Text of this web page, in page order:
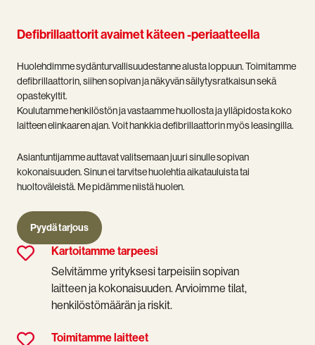
Defibrillaattorit avaimet käteen -periaatteella
Huolehdimme sydänturvallisuudestanne alusta loppuun. Toimitamme
defibrillaattorin, siihen sopivan ja näkyvän säilytysratkaisun sekä
opastekyltit.
Koulutamme henkilöstön ja vastaamme huollosta ja ylläpidosta koko
laitteen elinkaaren ajan. Voit hankkia defibrillaattorin myös leasingilla.
Asiantuntijamme auttavat valitsemaan juuri sinulle sopivan
kokonaisuuden. Sinun ei tarvitse huolehtia aikatauluista tai
huoltoväleistä. Me pidämme niistä huolen.
Pyydä tarjous
Kartoitamme tarpeesi
Selvitämme yrityksesi tarpeisiin sopivan
laitteen ja kokonaisuuden. Arvioimme tilat,
henkilöstömäärän ja riskit.
Kartoitamme
Toimitamme laitteet
Toimitamme